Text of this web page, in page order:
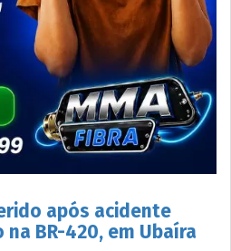
após acidente
BR-420, em Ubaíra